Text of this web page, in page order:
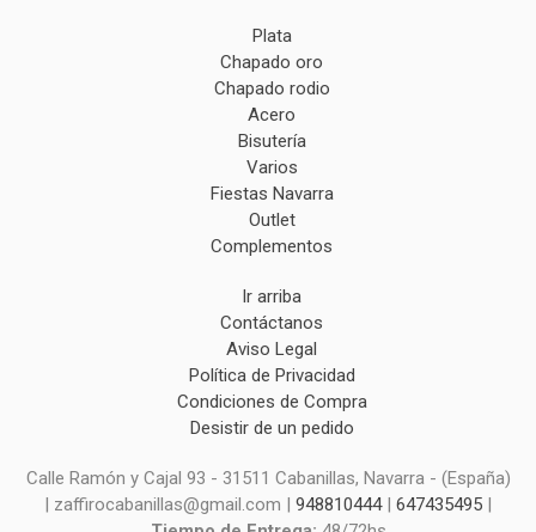
Plata
Chapado oro
Chapado rodio
Acero
Bisutería
Varios
Fiestas Navarra
Outlet
Complementos
Ir arriba
Contáctanos
Aviso Legal
Política de Privacidad
Condiciones de Compra
Desistir de un pedido
Calle Ramón y Cajal 93 - 31511 Cabanillas, Navarra - (España)
| zaffirocabanillas@gmail.com | 948810444| 647435495 |